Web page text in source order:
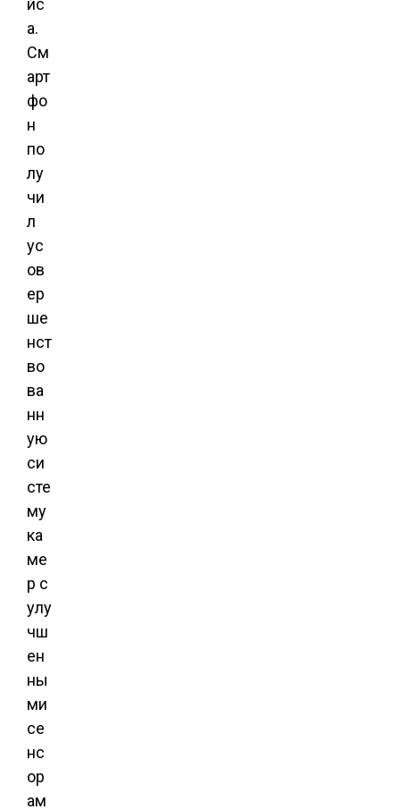
йс
а.
См
арт
фо
н
по
лу
чи
л
ус
ов
ер
ше
нст
во
ва
нн
ую
си
сте
му
ка
ме
р с
улу
чш
ен
ны
ми
се
нс
ор
ам